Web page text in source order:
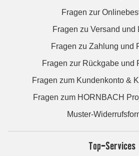
Fragen zur
Fragen zu Versand und
Fragen zu Zahlung und
Fragen zur Rückgabe und
Fragen zum Kundenkonto &
Fragen zum HORNBACH
Muster-
Top-Services